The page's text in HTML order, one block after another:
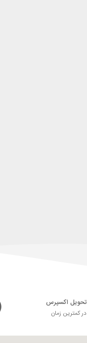
تحویل اکسپرس
در کمترین زمان